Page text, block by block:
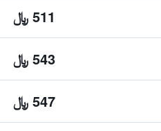
511 ﷼
543 ﷼
547 ﷼